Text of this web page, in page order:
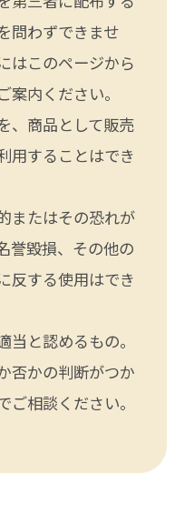
問わずできませ
はこのページから
内ください。
、商品として販売
用することはでき
またはその恐れが
誉毀損、その他の
反する使用はでき
当と認めるもの。
否かの判断がつか
ご相談ください。